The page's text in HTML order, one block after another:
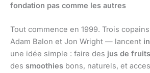
fondation pas comme les autres
Tout commence en 1999. Trois
Adam Balon et Jon Wright — lancent
une idée simple : faire des jus de fruits
des smoothies bons, naturels, et